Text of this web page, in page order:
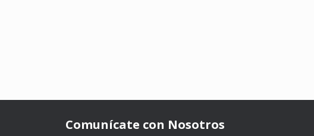
Comunícate con Nosotros